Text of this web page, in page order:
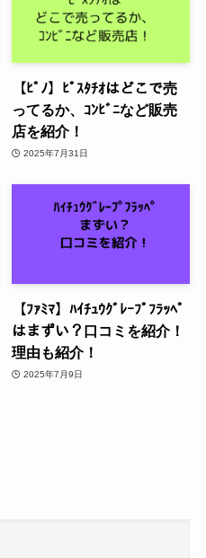
【ﾋﾟﾉ】ﾋﾟｽﾀﾁｵはどこで売
ってるか、ｺﾝﾋﾞﾆなど販売
店を紹介！
2025年7月31日
【ﾌｧﾐﾏ】ﾊｲﾁｭｳｸﾞﾚｰﾌﾟﾌﾗｯﾍﾟ
はまずい？口コミを紹介！
理由も紹介！
2025年7月9日